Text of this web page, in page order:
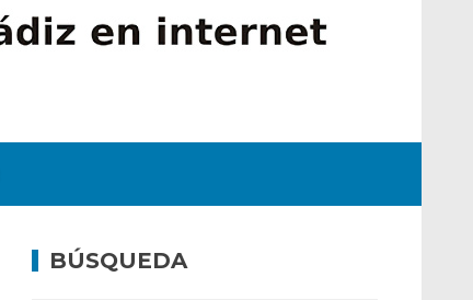
BÚSQUEDA